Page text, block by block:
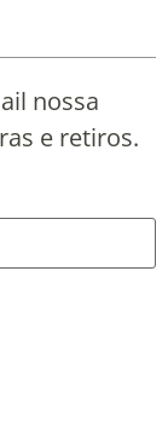
nossa
e retiros.